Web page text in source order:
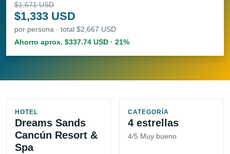
$1,671 USD
$1,333 USD
por persona · total $2,667 USD
Ahorro aprox. $337.74 USD · 21%
HOTEL
Dreams Sands
Cancún Resort &
Spa
CATEGORÍA
4 estrellas
4/5 Muy bueno